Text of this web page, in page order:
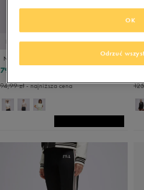
PROMO: DO -30%
NIKE T-SHIRT W NSW TEE ESSNTL SLIM CRP LBR
79,99 zł
94,99 zł- najniższa cena
Odrzuć
OK